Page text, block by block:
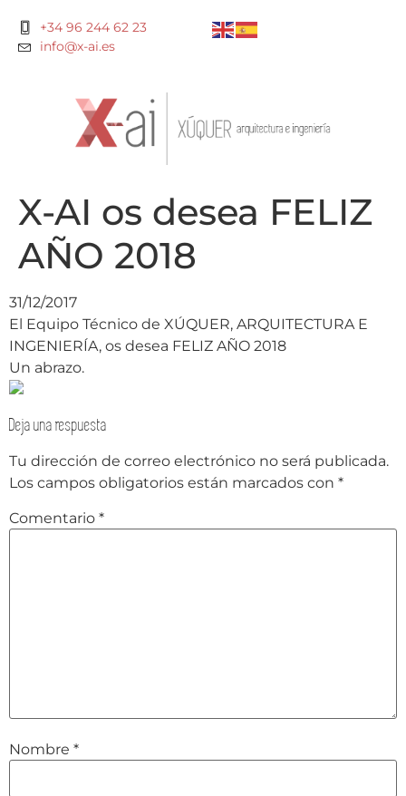
+34 96 244 62 23
info@x-ai.es
X-AI os desea FELIZ
AÑO 2018
31/12/2017
El Equipo Técnico de XÚQUER, ARQUITECTURA E
INGENIERÍA, os desea FELIZ AÑO 2018
Un abrazo.
Deja una respuesta
Tu dirección de correo electrónico no será publicada.
Los campos obligatorios están marcados con *
Comentario *
Nombre *